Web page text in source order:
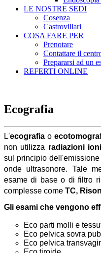
LE NOSTRE SEDI
Cosenza
Castrovillari
COSA FARE PER
Prenotare
Contattare il
Prepararsi ad un
REFERTI ONLINE
Ecografia
L'ecografia o
non utilizza radiazioni
sul principio
onde ultrasonore. Tale
esame di base o di filtro
complesse come TC,
Gli esami che vengono
Eco parti molli e
Eco pelvica sovra
Eco pelvica